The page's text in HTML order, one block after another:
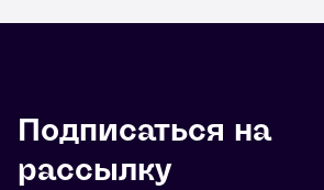
Подписаться на
рассылку